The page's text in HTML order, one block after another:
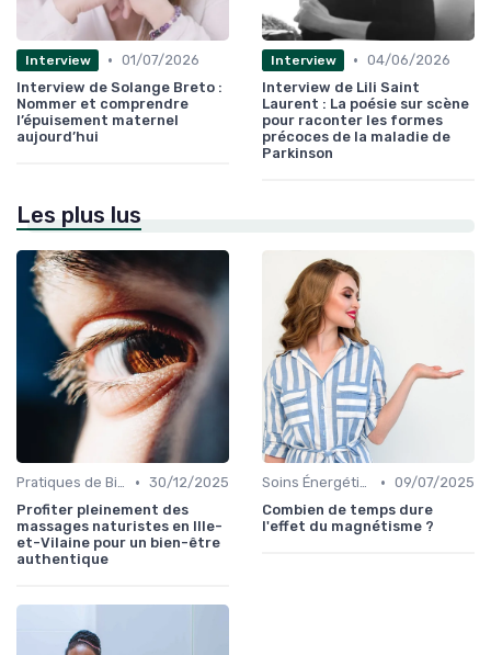
Interview • 01/07/2026
Interview de Solange Breto :
Nommer et comprendre
l’épuisement maternel
aujourd’hui
Interview • 04/06/2026
Interview de Lili Saint
Laurent : La poésie sur scène
pour raconter les formes
précoces de la maladie de
Parkinson
Les plus lus
Pratiques de Bien-être Anciennes • 30/12/2025
Profiter pleinement des
massages naturistes en Ille-
et-Vilaine pour un bien-être
authentique
Soins Énergétiques • 09/07/2025
Combien de temps dure
l'effet du magnétisme ?